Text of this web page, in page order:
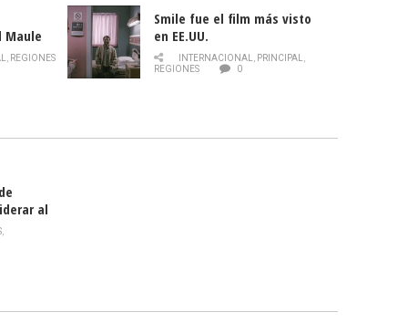
Maule
de la
, REGIONES
Smile fue el film más visto
en EE.UU.
INTERNACIONAL, PRINCIPAL,
REGIONES
0
al
,